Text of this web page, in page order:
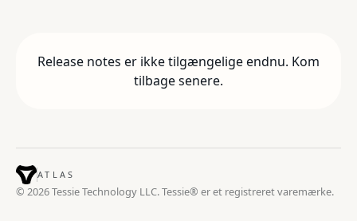
Release notes er ikke tilgængelige endnu. Kom
tilbage senere.
ATLAS
© 2026 Tessie Technology LLC. Tessie® er et registreret varemærke.